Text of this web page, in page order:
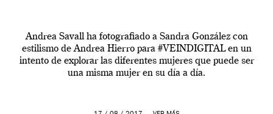
Andrea Savall ha fotografiado a Sandra González con
estilismo de Andrea Hierro para #VEINDIGITAL en un
intento de explorar las diferentes mujeres que puede ser
una misma mujer en su día a día.